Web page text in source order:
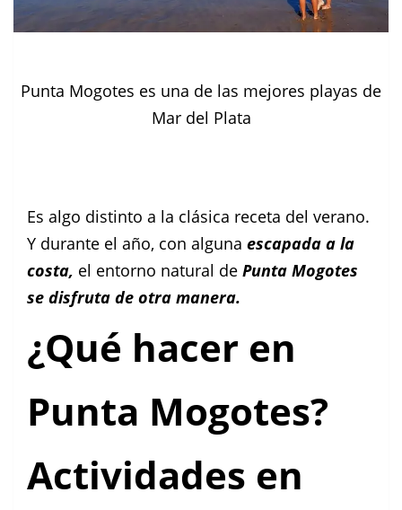
Punta Mogotes es una de las mejores playas de
Mar del Plata
Es algo distinto a la clásica receta del verano.
Y durante el año, con alguna escapada a la
costa, el entorno natural de Punta Mogotes
se disfruta de otra manera.
¿Qué hacer en
Punta Mogotes?
Actividades en